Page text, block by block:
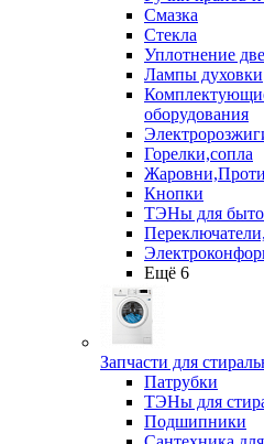
Смазка
Стекла
Уплотнение
Лампы духовки
оборудования
Горелки,сопла
Кнопки
ТЭНы для
Ещё 6
Запчасти для
Патрубки
ТЭНы для
Подшипники